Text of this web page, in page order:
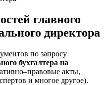
главного
директора
по запросу
бухгалтера на
акты,
и многое другое).